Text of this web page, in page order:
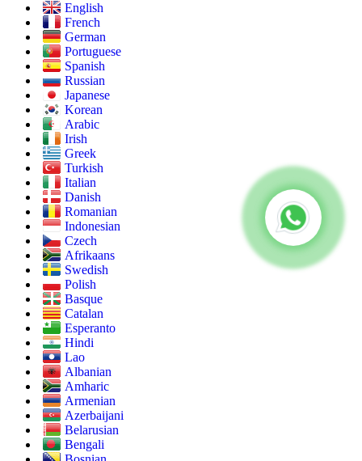
English
French
German
Portuguese
Spanish
Russian
Japanese
Korean
Arabic
Irish
Greek
Turkish
Italian
Danish
Romanian
Indonesian
Czech
Afrikaans
Swedish
Polish
Basque
Catalan
Esperanto
Hindi
Lao
Albanian
Amharic
Armenian
Azerbaijani
Belarusian
Bengali